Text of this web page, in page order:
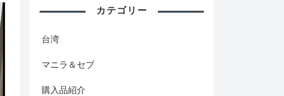
カテゴリー
台湾
マニラ＆セブ
購入品紹介